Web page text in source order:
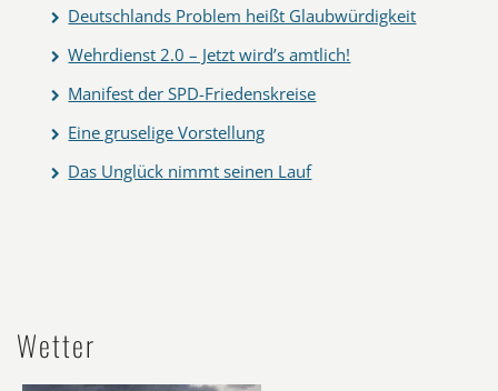
Deutschlands Problem heißt Glaubwürdigkeit
Wehrdienst 2.0 – Jetzt wird’s amtlich!
Manifest der SPD-Friedenskreise
Eine gruselige Vorstellung
Das Unglück nimmt seinen Lauf
Wetter